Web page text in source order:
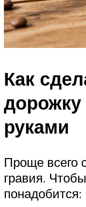
Как
руками
Проще всего
гравия.
понадобится: